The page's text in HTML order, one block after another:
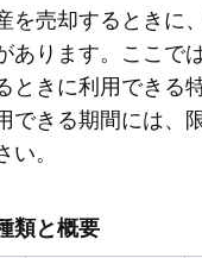
を売却するときに
あります。ここで
ときに利用できる
できる期間には、
。
類と概要